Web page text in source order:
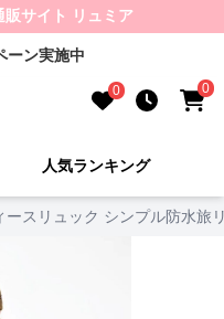
販サイト リュミア
ーン実施中
0 0
人気ランキング
ースリュック シンプル防水旅